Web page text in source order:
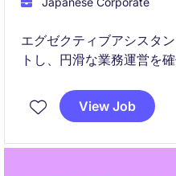
エグゼクティブアシスタ
トし、円滑な業務運営を
上に貢献していただきます
View Job